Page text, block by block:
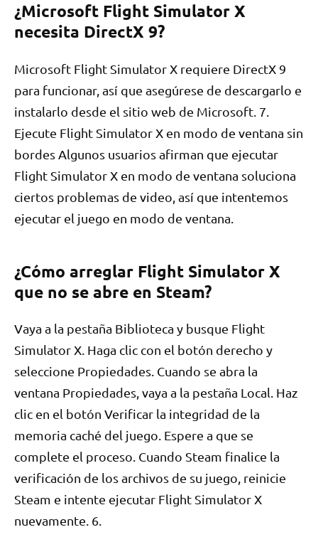
¿Microsoft Flight Simulator X
necesita DirectX 9?
Microsoft Flight Simulator X requiere DirectX 9
para funcionar, así que asegúrese de descargarlo e
instalarlo desde el sitio web de Microsoft. 7.
Ejecute Flight Simulator X en modo de ventana sin
bordes Algunos usuarios afirman que ejecutar
Flight Simulator X en modo de ventana soluciona
ciertos problemas de video, así que intentemos
ejecutar el juego en modo de ventana.
¿Cómo arreglar Flight Simulator X
que no se abre en Steam?
Vaya a la pestaña Biblioteca y busque Flight
Simulator X. Haga clic con el botón derecho y
seleccione Propiedades. Cuando se abra la
ventana Propiedades, vaya a la pestaña Local. Haz
clic en el botón Verificar la integridad de la
memoria caché del juego. Espere a que se
complete el proceso. Cuando Steam finalice la
verificación de los archivos de su juego, reinicie
Steam e intente ejecutar Flight Simulator X
nuevamente. 6.